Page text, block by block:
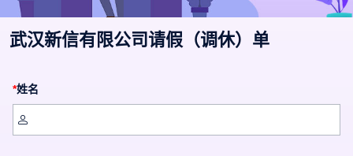
武汉新信有限公司请假（调休）单
*姓名
